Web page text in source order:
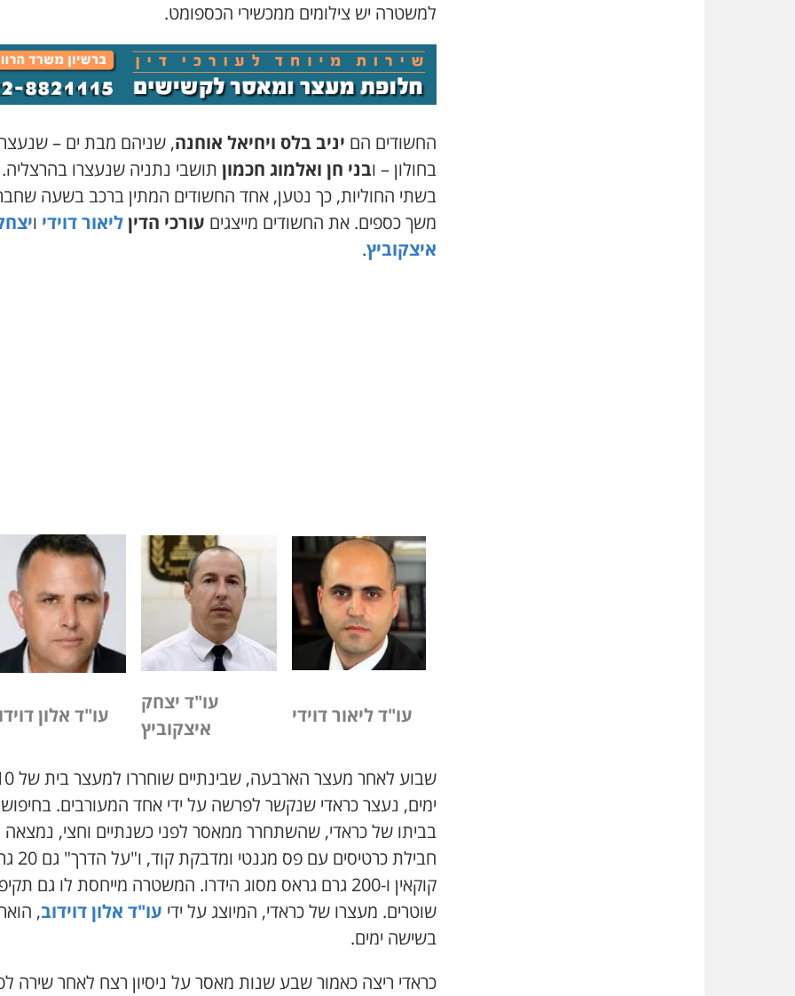
למשטרה יש צילומים ממכשירי הכספומט.
החשודים הם יניב בלס ויחיאל אוחנה, שניהם מבת ים –
בחולון – ובני חן ואלמוג חכמון תושבי נתניה שנעצרו בהרצליה.
בשתי החוליות, כך נטען, אחד החשודים המתין ברכב בשעה
משך כספים. את החשודים מייצגים עורכי הדיןליאור דוידי ו
איצקוביץ.
עו"ד ליאור דוידי
עו"ד יצחק
איצקוביץ
עו"ד אלון
שבוע לאחר מעצר הארבעה,
ימים, נעצר כראדי שנקשר לפרשה על ידי אחד המעורבים. בחיפוש
בביתו של כראדי, שהשתחרר ממאסר לפני כשנתיים וחצי, נמצאה
חבילת כרטיסים עם פס מגנטי ומדבקת קוד, ו"על הדרך" גם20
קוקאין ו-200 גרם גראס מסוג הידרו. המשטרה מייחסת לו גם
שוטרים. מעצרו של כראדי, המיוצג על ידי עו"ד אלון דוידוב,
בשישה ימים.
כראדי ריצה כאמור שבע שנות מאסר על ניסיון רצח לאחר שירה